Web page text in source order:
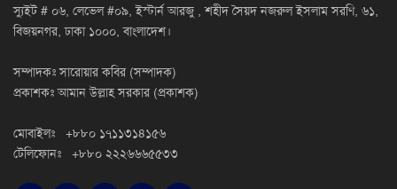
স্যুইট # ০৬, লেভেল #০৯, ইস্টার্ন আরজু , শহীদ সৈয়দ নজরুল ইসলাম সরণি, ৬১,
বিজয়নগর, ঢাকা ১০০০, বাংলাদেশ।
সম্পাদকঃ সারোয়ার কবির (সম্পাদক)
প্রকাশকঃ আমান উল্লাহ সরকার (প্রকাশক)
মোবাইলঃ +৮৮০ ১৭১১৩১৪১৫৬
টেলিফোনঃ +৮৮০ ২২২৬৬৬৫৫৩৩